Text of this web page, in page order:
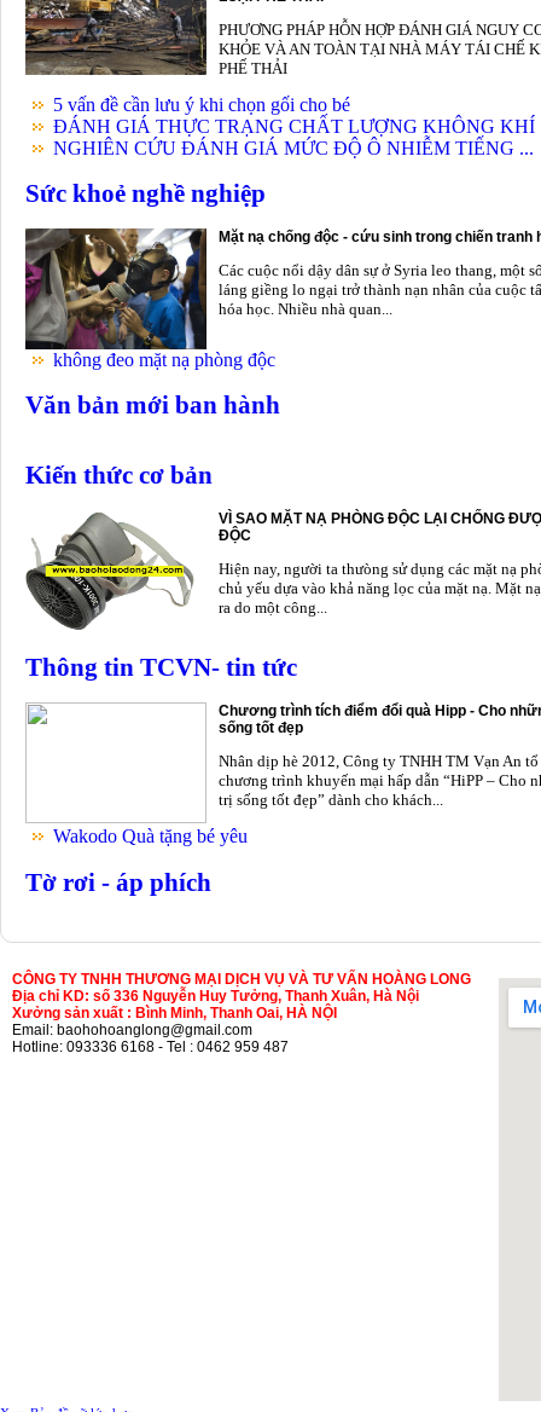
PHƯƠNG PHÁP HỖN HỢP ĐÁNH GIÁ NGUY
KHỎE VÀ AN TOÀN TẠI NHÀ MÁY TÁI CHẾ
PHẾ THẢI
5 vấn đề cần lưu ý khi chọn gối cho bé
ĐÁNH GIÁ THỰC TRẠNG CHẤT LƯỢNG KHÔNG KHÍ
NGHIÊN CỨU ĐÁNH GIÁ MỨC ĐỘ Ô NHIỄM TIẾNG ...
Sức khoẻ nghề nghiệp
Mặt nạ chống độc - cứu sinh trong chiến tranh
Các cuộc nổi dậy dân sự ở Syria leo thang, một
láng giềng lo ngại trở thành nạn nhân của cuộc
hóa học. Nhiều nhà quan...
không đeo mặt nạ phòng độc
Văn bản mới ban hành
Kiến thức cơ bản
VÌ SAO MẶT NẠ PHÒNG ĐỘC LẠI CHỐNG
ĐỘC
Hiện nay, người ta thưòng sử dụng các mặt nạ
chủ yếu dựa vào khả năng lọc của mặt nạ. Mặt
ra do một công...
Thông tin TCVN- tin tức
Chương trình tích điểm đổi quà Hipp - Cho
sống tốt đẹp
Nhân dịp hè 2012, Công ty TNHH TM Vạn An
chương trình khuyến mại hấp dẫn “HiPP – Cho
trị sống tốt đẹp” dành cho khách...
Wakodo Quà tặng bé yêu
Tờ rơi - áp phích
CÔNG TY TNHH THƯƠNG MẠI DỊCH VỤ VÀ TƯ VẤN HOÀNG LONG
Địa chỉ KD: số 336 Nguyễn Huy Tưởng, Thanh Xuân, Hà Nội
Xưởng sản xuất : Bình Minh, Thanh Oai, HÀ NỘI
Email: baohohoanglong@gmail.com
Hotline: 093336 6168 - Tel : 0462 959 487